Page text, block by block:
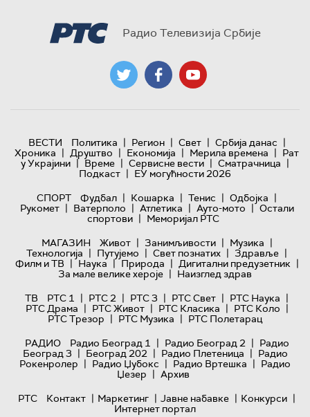
Радио Телевизија Србије
ВЕСТИ Политика | Регион | Свет | Србија данас |
Хроника | Друштво | Економија | Мерила времена | Рат
у Украјини | Време | Сервисне вести | Сматрачница |
Подкаст | ЕУ могућности 2026
СПОРТ
Фудбал | Кошарка | Тенис | Одбојка |
Рукомет | Ватерполо | Атлетика | Ауто-мото | Остали
спортови | Меморијал РТС
МАГАЗИН
Живот | Занимљивости | Музика |
Технологијa | Путујемо | Свет познатих | Здравље |
Филм и ТВ | Наука | Природа | Дигитални предузетник |
За мале велике хероје | Наизглед здрав
ТВ
РТС 1 | РТС 2 | РТС 3 | РТС Свет | РТС Наука |
РТС Драма | РТС Живот | РТС Класика | РТС Коло |
РТС Трезор | РТС Музика | РТС Полетарац
РАДИО
Радио Београд 1 | Радио Београд 2 | Радио
Београд 3 | Београд 202 | Радио Плетеница | Радио
Рокенролер | Радио Џубокс | Радио Вртешка | Радио
Џезер | Архив
РТС
Контакт | Маркетинг | Јавне набавке | Конкурси |
Интернет портал